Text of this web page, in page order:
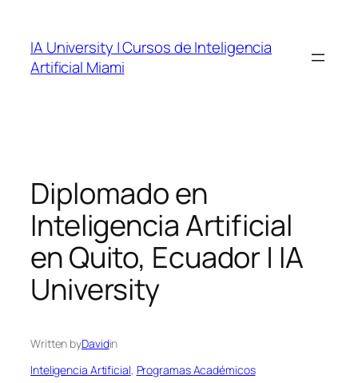
content
IA University | Cursos de Inteligencia
Artificial Miami
Diplomado en
Inteligencia Artificial
en Quito, Ecuador | IA
University
Written byDavidin
Inteligencia Artificial, Programas Académicos